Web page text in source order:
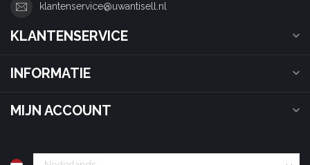
klantenservice@uwantisell.nl
KLANTENSERVICE
INFORMATIE
MIJN ACCOUNT